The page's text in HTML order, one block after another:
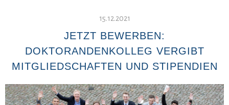
15.12.2021
JETZT BEWERBEN:
DOKTORANDENKOLLEG VERGIBT
MITGLIEDSCHAFTEN UND STIPENDIEN